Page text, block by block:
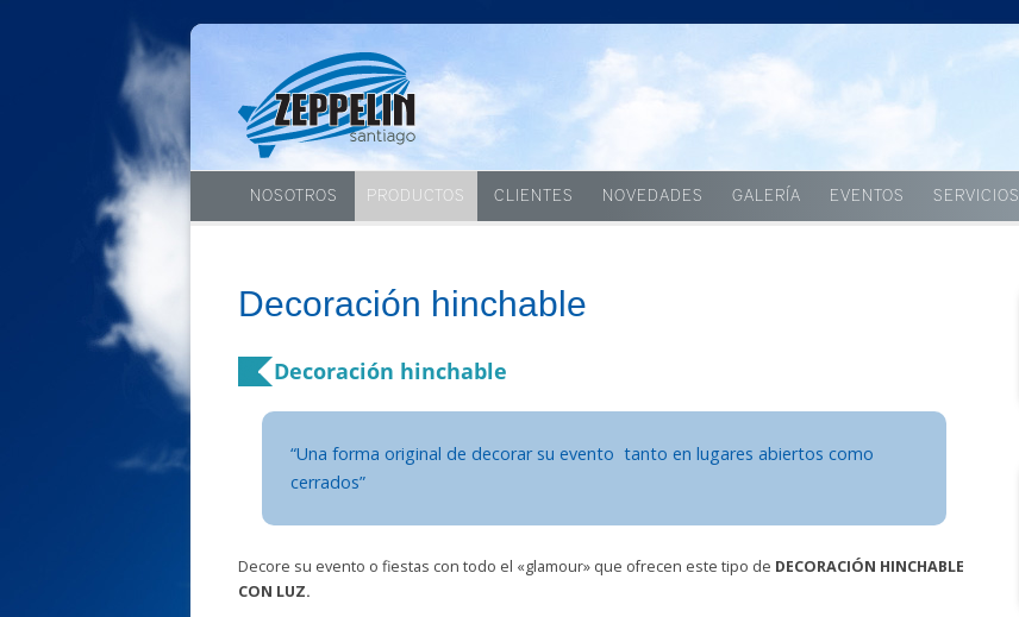
Skip to content
NOSOTROS PRODUCTOS CLIENTES NOVEDADES GALERÍA EVENTOS SERVICIOS
Decoración hinchable
Decoración hinchable
“Una forma original de decorar su evento tanto en lugares abiertos como
cerrados”
Decore su evento o fiestas con todo el «glamour» que ofrecen este tipo de DECORACIÓN HINCHABLE
CON LUZ.